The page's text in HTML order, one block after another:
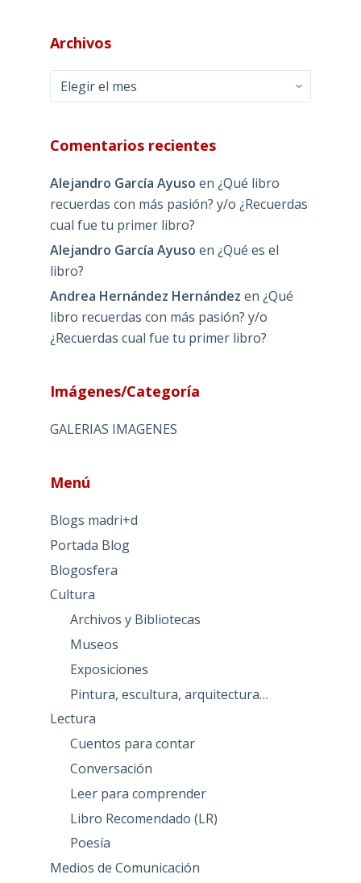
Archivos
Archivos
Comentarios recientes
Alejandro García Ayuso en ¿Qué libro
recuerdas con más pasión? y/o ¿Recuerdas
cual fue tu primer libro?
Alejandro García Ayuso en ¿Qué es el
libro?
Andrea Hernández Hernández en ¿Qué
libro recuerdas con más pasión? y/o
¿Recuerdas cual fue tu primer libro?
Imágenes/Categoría
GALERIAS IMAGENES
Menú
Blogs madri+d
Portada Blog
Blogosfera
Cultura
Archivos y Bibliotecas
Museos
Exposiciones
Pintura, escultura, arquitectura…
Lectura
Cuentos para contar
Conversación
Leer para comprender
Libro Recomendado (LR)
Poesía
Medios de Comunicación